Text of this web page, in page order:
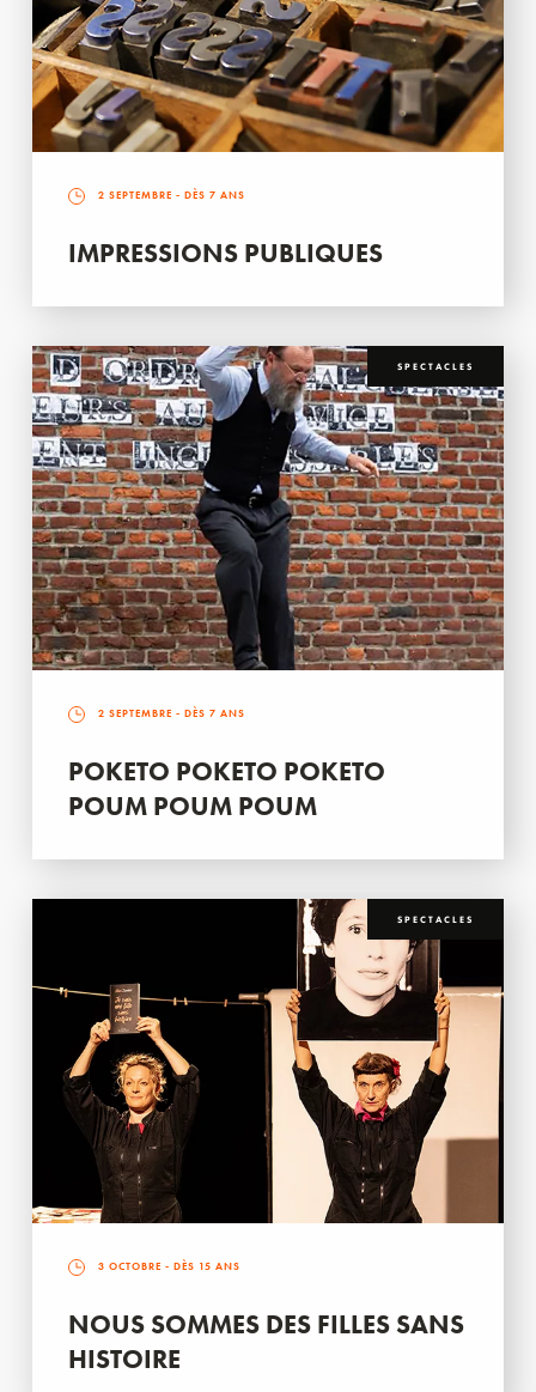
2 SEPTEMBRE - DÈS 7 ANS
IMPRESSIONS PUBLIQUES
SPECTACLES
2 SEPTEMBRE - DÈS 7 ANS
POKETO POKETO POKETO
POUM POUM POUM
SPECTACLES
3 OCTOBRE - DÈS 15 ANS
NOUS SOMMES DES FILLES SANS
HISTOIRE